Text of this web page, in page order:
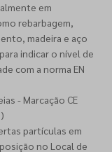
em
rebarbagem,
madeira e aço
indicar o nível de
com a norma EN
- Marcação CE
partículas em
no Local de